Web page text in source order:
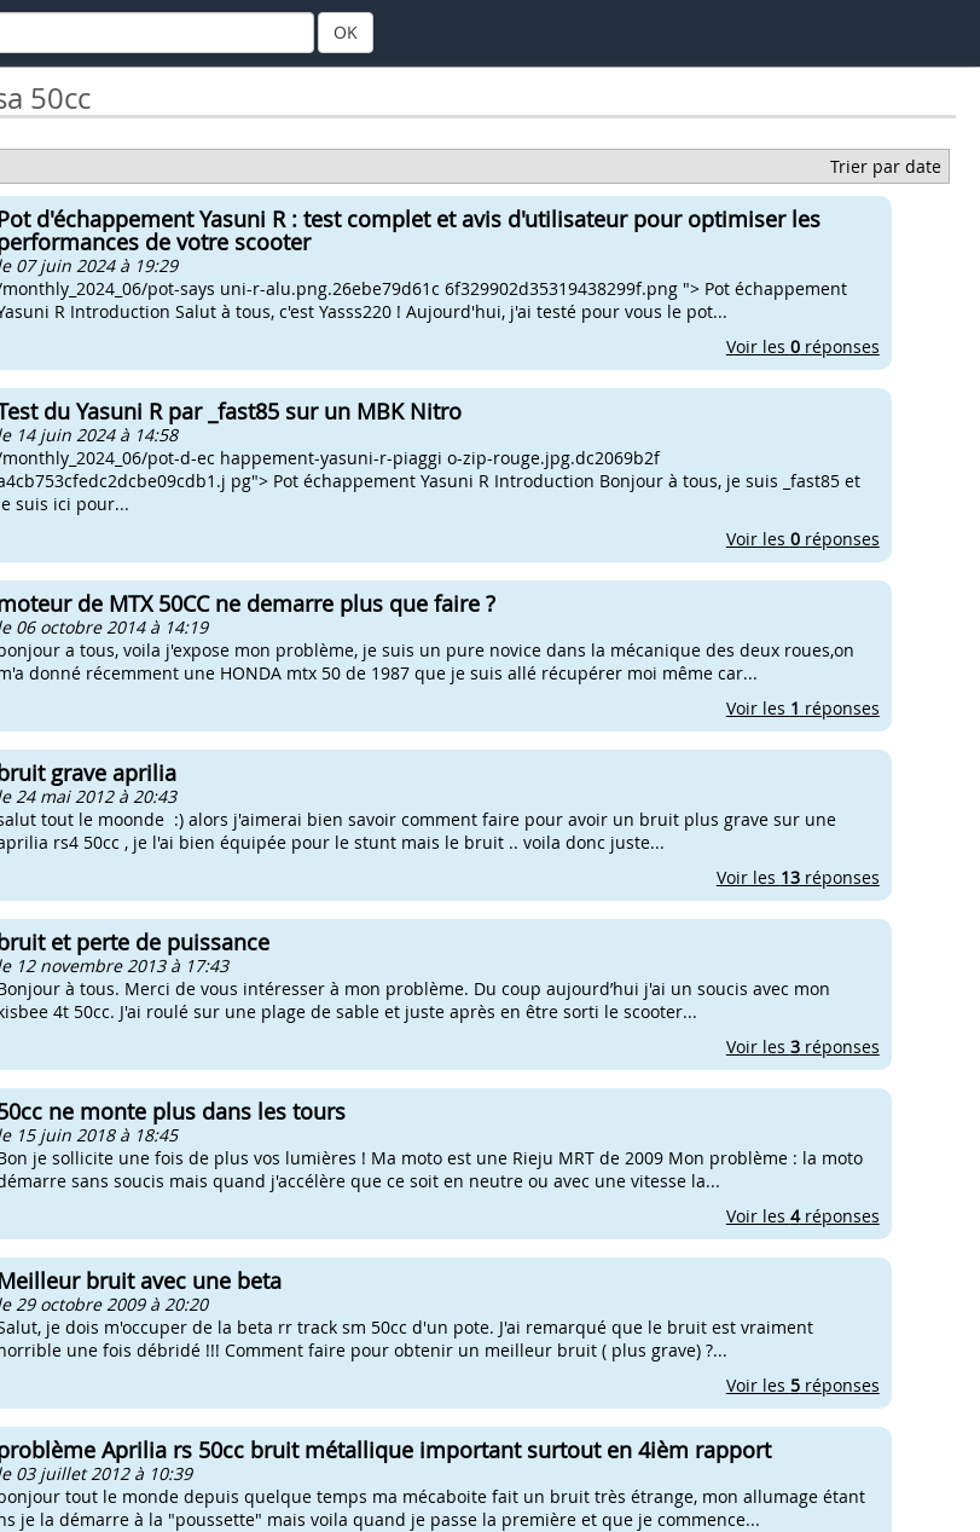
OK
50cc
Trier par date
d'échappement Yasuni R : test complet et avis d'utilisateur pour optimiser les
de votre scooter
07 juin 2024 à 19:29
pot-says uni-r-alu.png.26ebe79d61c 6f329902d35319438299f.png "> Pot échappement
R Introduction Salut à tous, c'est Yasss220 ! Aujourd'hui, j'ai testé pour vous le pot...
Voir les 0réponses
du Yasuni R par _fast85 sur un MBK Nitro
14 juin 2024 à 14:58
pot-d-ec happement-yasuni-r-piaggi o-zip-rouge.jpg.dc2069b2f
pg"> Pot échappement Yasuni R Introduction Bonjour à tous, je suis _fast85 et
suis ici pour...
Voir les 0réponses
de MTX 50CC ne demarre plus que faire ?
06 octobre 2014 à 14:19
a tous, voila j'expose mon problème, je suis un pure novice dans la mécanique des deux roues,on
donné récemment une HONDA mtx 50 de 1987 que je suis allé récupérer moi même car...
Voir les 1 réponses
grave aprilia
24 mai 2012 à 20:43
tout le moonde :) alors j'aimerai bien savoir comment faire pour avoir un bruit plus grave sur une
rs4 50cc , je l'ai bien équipée pour le stunt mais le bruit .. voila donc juste...
Voir les 13réponses
et perte de puissance
12 novembre 2013 à 17:43
à tous. Merci de vous intéresser à mon problème. Du coup aujourd’hui j'ai un soucis avec mon
4t 50cc. J'ai roulé sur une plage de sable et juste après en être sorti le scooter...
Voir les 3réponses
ne monte plus dans les tours
15 juin 2018 à 18:45
je sollicite une fois de plus vos lumières ! Ma moto est une Rieju MRT de 2009 Mon problème : la moto
sans soucis mais quand j'accélère que ce soit en neutre ou avec une vitesse la...
Voir les 4réponses
bruit avec une beta
29 octobre 2009 à 20:20
je dois m'occuper de la beta rr track sm 50cc d'un pote. J'ai remarqué que le bruit est vraiment
une fois débridé !!! Comment faire pour obtenir un meilleur bruit ( plus grave) ?...
Voir les 5réponses
Aprilia rs 50cc bruit métallique important surtout en 4ièm rapport
03 juillet 2012 à 10:39
tout le monde depuis quelque temps ma mécaboite fait un bruit très étrange, mon allumage étant
je la démarre à la "poussette" mais voila quand je passe la première et que je commence...